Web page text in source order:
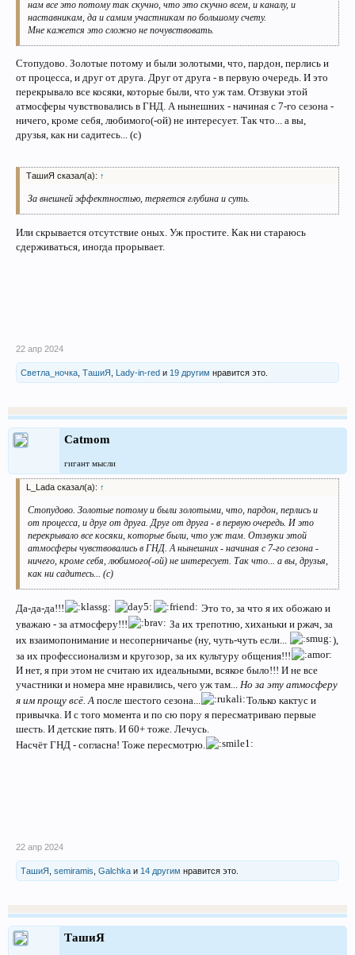
нам все это потому так скучно, что это скучно всем, и каналу, и
наставникам, да и самим участникам по большому счету.
Мне кажется это сложно не почувствовать.
Стопудово. Золотые потому и были золотыми, что, пардон, перлись и
от процесса, и друг от друга. Друг от друга - в первую очередь. И это
перекрывало все косяки, которые были, что уж там. Отзвуки этой
атмосферы чувствовались в ГНД. А нынешних - начиная с 7-го сезона -
ничего, кроме себя, любимого(-ой) не интересует. Так что... а вы,
друзья, как ни садитесь... (с)
ТашиЯ сказал(а): ↑
За внешней эффектностью, теряется глубина и суть.
Или скрывается отсутствие оных. Уж простите. Как ни стараюсь
сдерживаться, иногда прорывает.
22 апр 2024
Светла_ночка ТашиЯ Lady-in-red и 19 другим нравится это.
Catmom
гигант мысли
L_Lada сказал(а): ↑
Стопудово. Золотые потому и были золотыми, что, пардон, перлись и
от процесса, и друг от друга. Друг от друга - в первую очередь. И это
перекрывало все косяки, которые были, что уж там. Отзвуки этой
атмосферы чувствовались в ГНД. А нынешних - начиная с 7-го сезона -
ничего, кроме себя, любимого(-ой) не интересует. Так что... а вы, друзья,
как ни садитесь... (с)
Да-да-да!!!
Это то, за что я их обожаю и
уважаю - за атмосферу!!!
За их трепотню, хиханьки и ржач, за
их взаимопонимание и несоперничанье (ну, чуть-чуть если...
),
за их профессионализм и кругозор, за их культуру общения!!!
И нет, я при этом не считаю их идеальными, всякое было!!! И не все
участники и номера мне нравились, чего уж там... Но за эту атмосферу
я им прощу всё. А после шестого сезона...
Только кактус и
привычка. И с того момента и по сю пору я пересматриваю первые
шесть. И детские пять. И 60+ тоже. Лечусь.
Насчёт ГНД - согласна! Тоже пересмотрю.
22 апр 2024
ТашиЯ semiramis Galchka и 14 другим нравится это.
ТашиЯ